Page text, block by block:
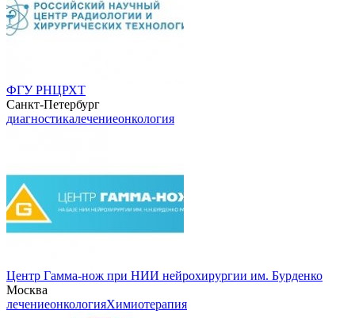
ФГУ РНЦРХТ
Санкт-Петербург
диагностикалечениеонкология
Центр Гамма-нож при НИИ нейрохирургии им. Бурденко
Москва
лечениеонкологияХимиотерапия